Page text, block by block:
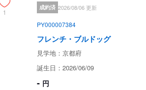
犬舎所在地 京
お支払い方法
1
成約済 2026/08/06 更新
PY000007384
フレンチ・ブルドッグ
見学地：京都府
誕生日：2026/06/09
- 円